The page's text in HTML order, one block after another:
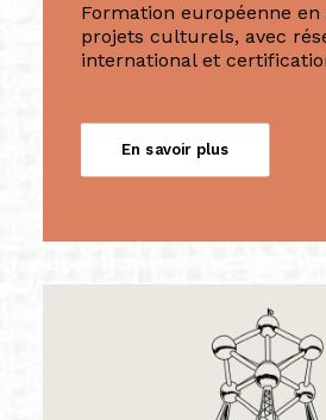
Formation européenne en
projets culturels, avec
international et
En savoir plus